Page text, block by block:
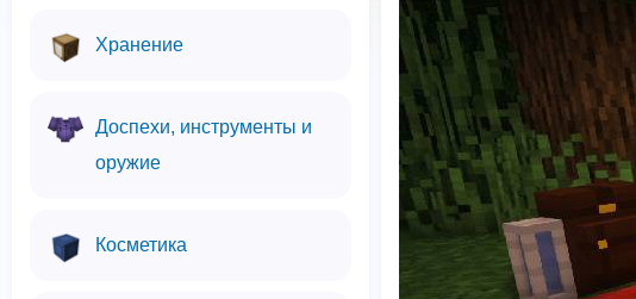
Хранение
Доспехи, инструменты и
оружие
Косметика